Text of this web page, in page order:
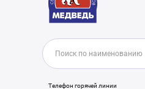
Телефон горячей линии